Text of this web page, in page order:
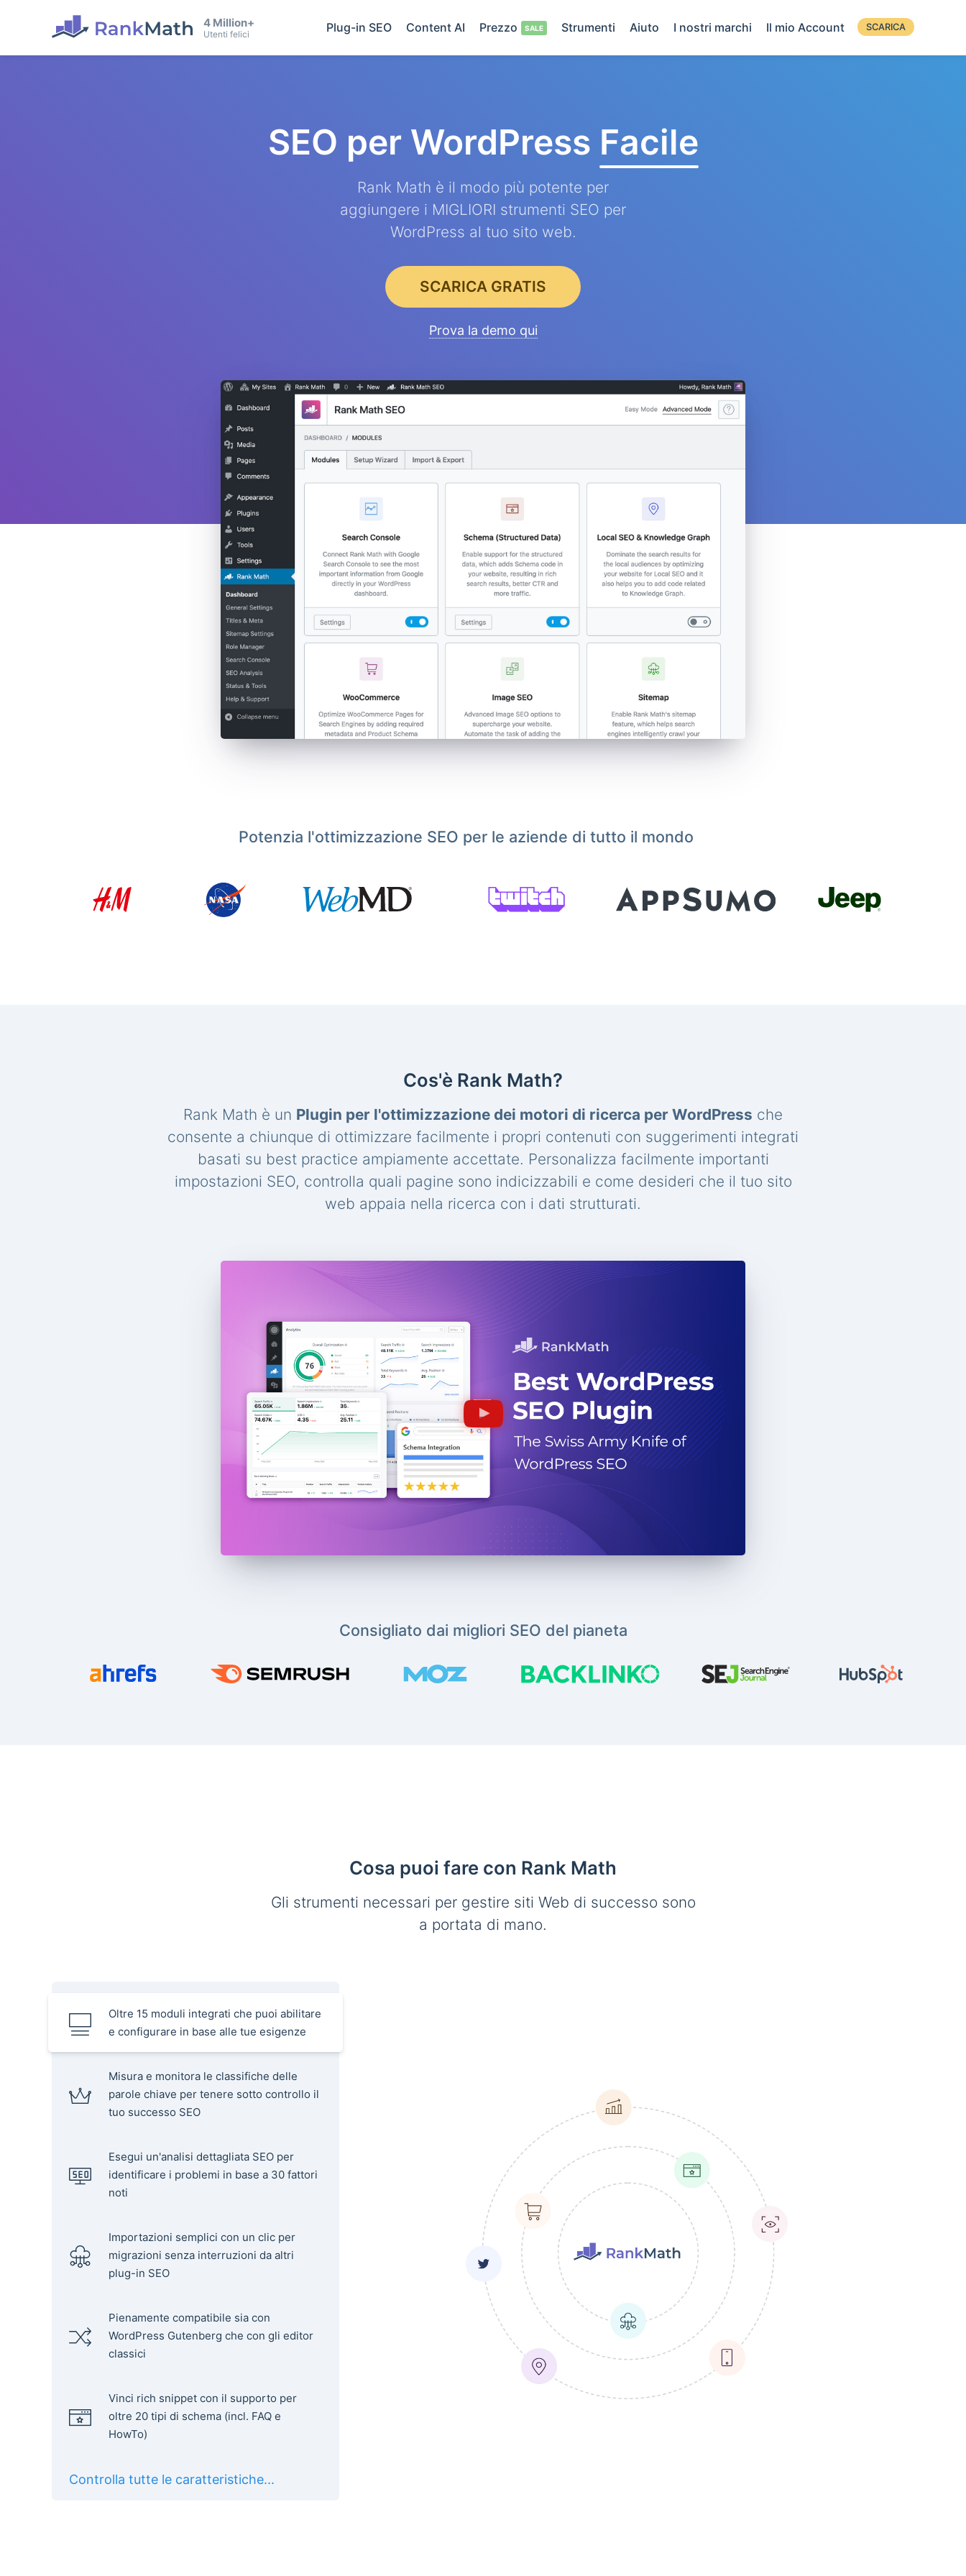
4 Million+
Utenti felici Plug-in SEO Content AI Prezzo Strumenti Aiuto I nostri marchi Il mio Account SCARICA
SEO per WordPress Facile
Rank Math è il modo più potente per
aggiungere i MIGLIORI strumenti SEO per
WordPress al tuo sito web.
SCARICA GRATIS
Prova la demo qui
Potenzia l'ottimizzazione SEO per le aziende di tutto il mondo
Cos'è Rank Math?
Rank Math è un Plugin per l'ottimizzazione dei motori di ricerca per WordPress che
consente a chiunque di ottimizzare facilmente i propri contenuti con suggerimenti integrati
basati su best practice ampiamente accettate. Personalizza facilmente importanti
impostazioni SEO, controlla quali pagine sono indicizzabili e come desideri che il tuo sito
web appaia nella ricerca con i dati strutturati.
Consigliato dai migliori SEO del pianeta
Cosa puoi fare con Rank Math
Gli strumenti necessari per gestire siti Web di successo sono
a portata di mano.
Oltre 15 moduli integrati che puoi abilitare
e configurare in base alle tue esigenze
Misura e monitora le classifiche delle
parole chiave per tenere sotto controllo il
tuo successo SEO
Esegui un'analisi dettagliata SEO per
identificare i problemi in base a 30 fattori
noti
Importazioni semplici con un clic per
migrazioni senza interruzioni da altri
plug-in SEO
Pienamente compatibile sia con
WordPress Gutenberg che con gli editor
classici
Vinci rich snippet con il supporto per
oltre 20 tipi di schema (incl. FAQ e
HowTo)
Controlla tutte le caratteristiche...